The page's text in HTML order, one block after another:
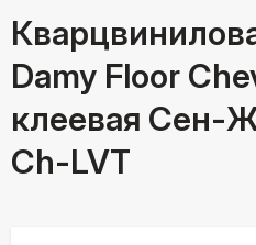
Damy Floor
клеевая Сен-
Ch-LVT